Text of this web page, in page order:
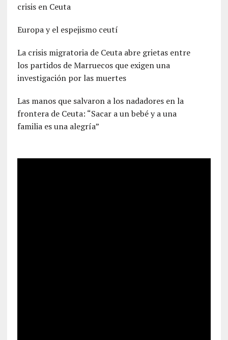
crisis en Ceuta
Europa y el espejismo ceutí
La crisis migratoria de Ceuta abre grietas entre
los partidos de Marruecos que exigen una
investigación por las muertes
Las manos que salvaron a los nadadores en la
frontera de Ceuta: “Sacar a un bebé y a una
familia es una alegría”